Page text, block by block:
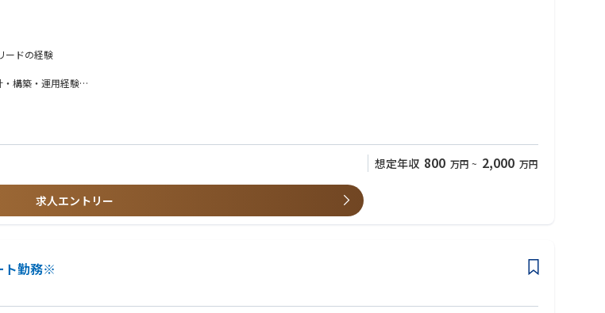
etc
基盤の設計
基盤構築
築
連携構築
イプ、本番開発におけるRAGチューニング・評価など対応
コミットできます。顧客に最も近いポジションで、自分の技術がどうビジネスに直結するかを実感できます。
ビルディングやメンバー育成、開発環境の整備など、組織づくりにも深く関わることができます。
ードの経験
構築・運用経験
開発・設計経験
経験
想定年収 800 万円 ~ 2,000 万円
求人エントリー
ト勤務※